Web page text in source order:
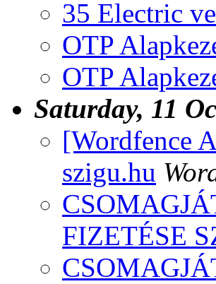
35 Electric
OTP
OTP
Saturday, 11
[Wordfence
szigu.hu
FIZETÉSE